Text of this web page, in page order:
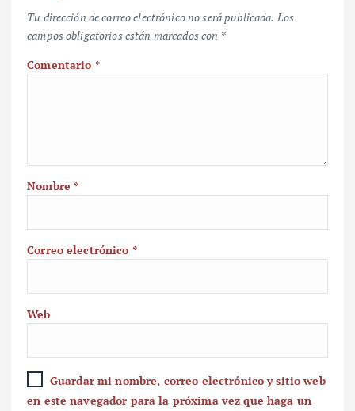
Tu dirección de correo electrónico no será publicada. Los
campos obligatorios están marcados con *
Comentario *
Nombre*
Correo electrónico *
Web
Guardar mi nombre, correo electrónico y sitio web
en este navegador para la próxima vez que haga un